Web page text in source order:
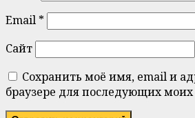
Email *
Сайт
Сохранить моё имя, email и
браузере для последующих